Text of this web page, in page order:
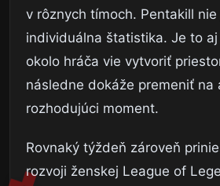
v rôznych tímoch. Pentakill nie
individuálna štatistika. Je to
okolo hráča vie vytvoriť
následne dokáže premeniť na
rozhodujúci moment.
Rovnaký týždeň zároveň
rozvoji ženskej League of